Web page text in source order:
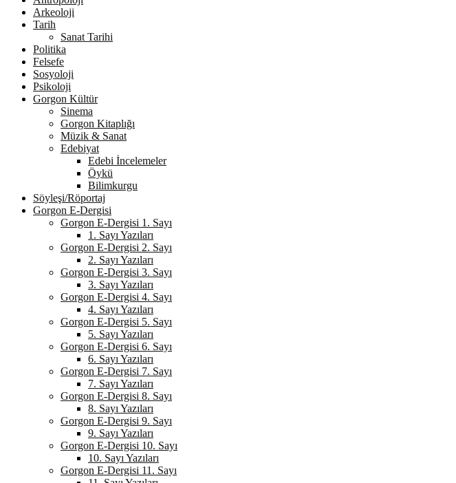
Arkeoloji
Tarih
Sanat Tarihi
Politika
Felsefe
Sosyoloji
Psikoloji
Gorgon Kültür
Sinema
Gorgon Kitaplığı
Müzik & Sanat
Edebiyat
Edebi İncelemeler
Öykü
Bilimkurgu
Söyleşi/Röportaj
Gorgon E-Dergisi
Gorgon E-Dergisi 1. Sayı
1. Sayı Yazıları
Gorgon E-Dergisi 2. Sayı
2. Sayı Yazıları
Gorgon E-Dergisi 3. Sayı
3. Sayı Yazıları
Gorgon E-Dergisi 4. Sayı
4. Sayı Yazıları
Gorgon E-Dergisi 5. Sayı
5. Sayı Yazıları
Gorgon E-Dergisi 6. Sayı
6. Sayı Yazıları
Gorgon E-Dergisi 7. Sayı
7. Sayı Yazıları
Gorgon E-Dergisi 8. Sayı
8. Sayı Yazıları
Gorgon E-Dergisi 9. Sayı
9. Sayı Yazıları
Gorgon E-Dergisi 10. Sayı
10. Sayı Yazıları
Gorgon E-Dergisi 11. Sayı